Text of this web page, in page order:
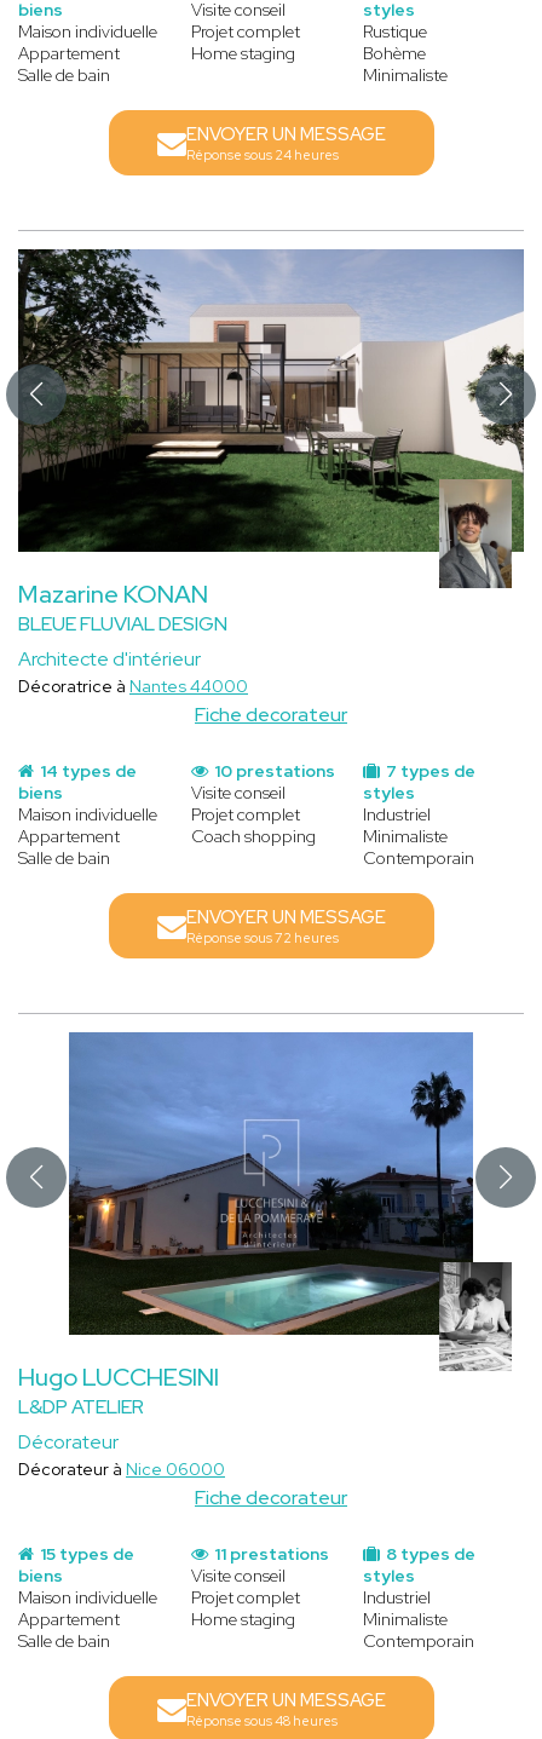
biens
Maison individuelle
Appartement
Salle de bain
styles
Rustique
Bohème
Minimaliste
Visite conseil
Projet complet
Home staging
ENVOYER UN MESSAGE
Réponse sous 24 heures
Mazarine KONAN
BLEUE FLUVIAL DESIGN
Architecte d'intérieur
Fiche decorateur
Décoratrice à Nantes 44000
14 types de
biens
Maison individuelle
Appartement
Salle de bain
7 types de
styles
Industriel
Minimaliste
Contemporain
10 prestations
Visite conseil
Projet complet
Coach shopping
ENVOYER UN MESSAGE
Réponse sous 72 heures
Hugo LUCCHESINI
L&DP ATELIER
Décorateur
Fiche decorateur
Décorateur à Nice 06000
15 types de
biens
Maison individuelle
Appartement
Salle de bain
8 types de
styles
Industriel
Minimaliste
Contemporain
11 prestations
Visite conseil
Projet complet
Home staging
ENVOYER UN MESSAGE
Réponse sous 48 heures